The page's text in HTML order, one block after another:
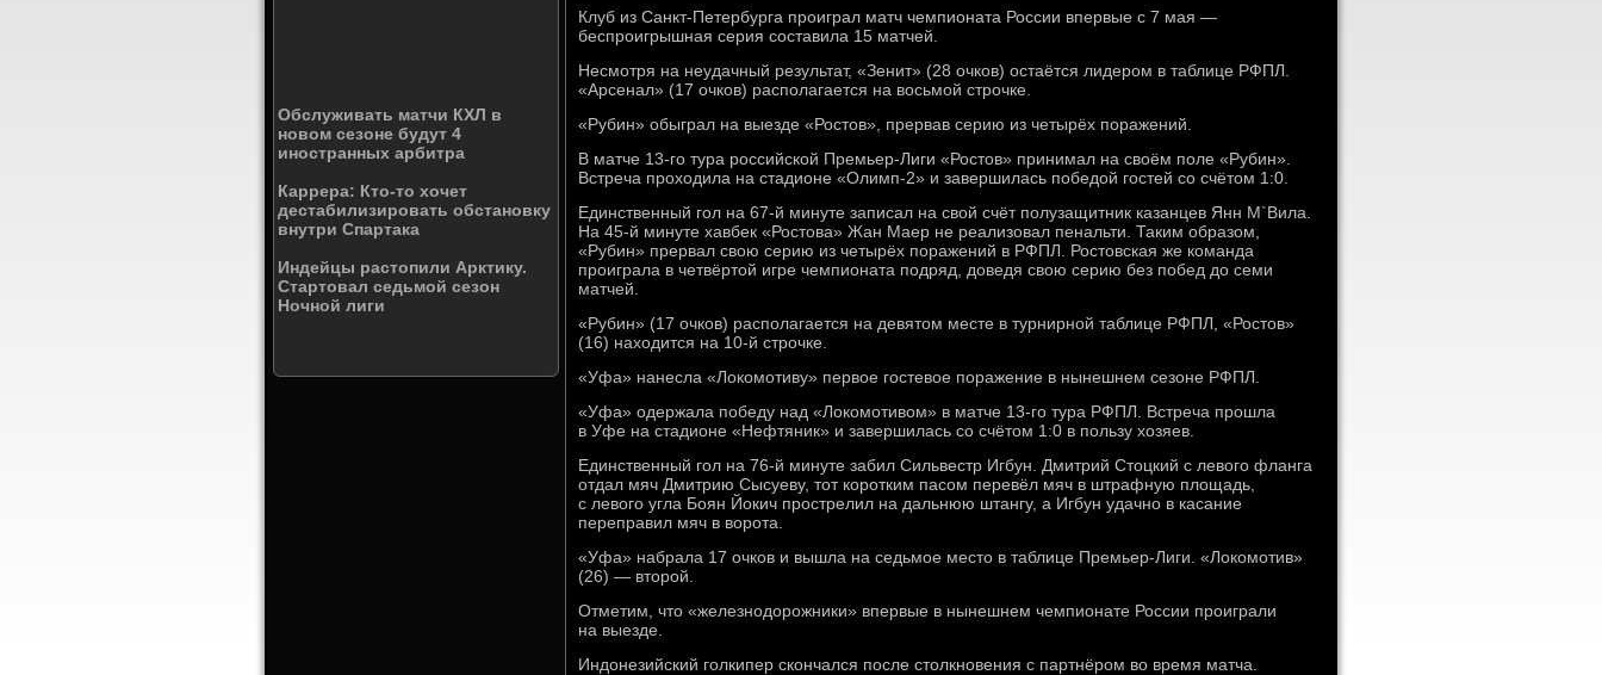
Обслуживать матчи КХЛ в
новом сезоне будут 4
иностранных арбитра
Каррера: Кто-то хочет
дестабилизировать обстановку
внутри Спартака
Индейцы растопили Арктику.
Стартовал седьмой сезон
Ночной лиги
Клуб из Санкт-Петербурга проиграл матч чемпионата России впервые с 7 мая —
беспроигрышная серия составила 15 матчей.
Несмотря на неудачный результат, «Зенит» (28 очков) остаётся лидером в таблице РФПЛ.
«Арсенал» (17 очков) располагается на восьмой строчке.
«Рубин» обыграл на выезде «Ростов», прервав серию из четырёх поражений.
В матче 13-го тура российской Премьер-Лиги «Ростов» принимал на своём поле «Рубин».
Встреча проходила на стадионе «Олимп-2» и завершилась победой гостей со счётом 1:0.
Единственный гол на 67-й минуте записал на свой счёт полузащитник казанцев Янн М`Вила.
На 45-й минуте хавбек «Ростова» Жан Маер не реализовал пенальти. Таким образом,
«Рубин» прервал свою серию из четырёх поражений в РФПЛ. Ростовская же команда
проиграла в четвёртой игре чемпионата подряд, доведя свою серию без побед до семи
матчей.
«Рубин» (17 очков) располагается на девятом месте в турнирной таблице РФПЛ, «Ростов»
(16) находится на 10-й строчке.
«Уфа» нанесла «Локомотиву» первое гостевое поражение в нынешнем сезоне РФПЛ.
«Уфа» одержала победу над «Локомотивом» в матче 13-го тура РФПЛ. Встреча прошла
в Уфе на стадионе «Нефтяник» и завершилась со счётом 1:0 в пользу хозяев.
Единственный гол на 76-й минуте забил Сильвестр Игбун. Дмитрий Стоцкий с левого фланга
отдал мяч Дмитрию Сысуеву, тот коротким пасом перевёл мяч в штрафную площадь,
с левого угла Боян Йокич прострелил на дальнюю штангу, а Игбун удачно в касание
переправил мяч в ворота.
«Уфа» набрала 17 очков и вышла на седьмое место в таблице Премьер-Лиги. «Локомотив»
(26) — второй.
Отметим, что «железнодорожники» впервые в нынешнем чемпионате России проиграли
на выезде.
Индонезийский голкипер скончался после столкновения с партнёром во время матча.